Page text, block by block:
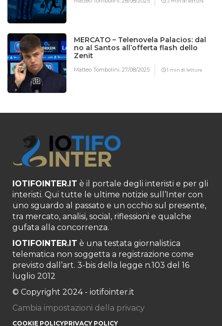
MERCATO – Telenovela Palacios: dal
no al Santos all’offerta flash dello
Zenit
Matteo Tombolini,27/08/2025 1 min di lettura
IOTIFOINTER.IT è il portale degli interisti e per gli
interisti. Qui tutte le ultime notizie sull’Inter con
uno sguardo al passato e un occhio sul presente,
tra mercato, analisi, social, riflessioni e qualche
gufata alla concorrenza.
IOTIFOINTER.IT è una testata giornalistica
telematica non soggetta a registrazione come
previsto dall’art. 3-bis della legge n.103 del 16
luglio 2012
© Copyright 2024 - iotifointer.it
Cambia impostazioni della privacy
COOKIE POLICYPRIVACY POLICY